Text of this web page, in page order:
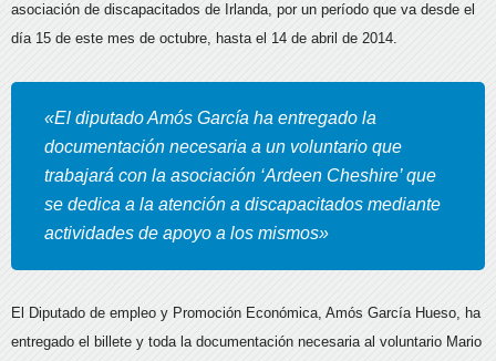
asociación de discapacitados de Irlanda, por un período que va desde el
día 15 de este mes de octubre, hasta el 14 de abril de 2014.
«El diputado Amós García ha entregado la
documentación necesaria a un voluntario que
trabajará con la asociación ‘Ardeen Cheshire’ que
se dedica a la atención a discapacitados mediante
actividades de apoyo a los mismos»
El Diputado de empleo y Promoción Económica, Amós García Hueso, ha
entregado el billete y toda la documentación necesaria al voluntario Mario